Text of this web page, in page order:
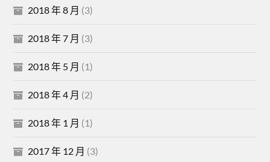
2018 年 8 月 (3)
2018 年 7 月 (3)
2018 年 5 月 (1)
2018 年 4 月 (2)
2018 年 1 月 (1)
2017 年 12 月 (3)